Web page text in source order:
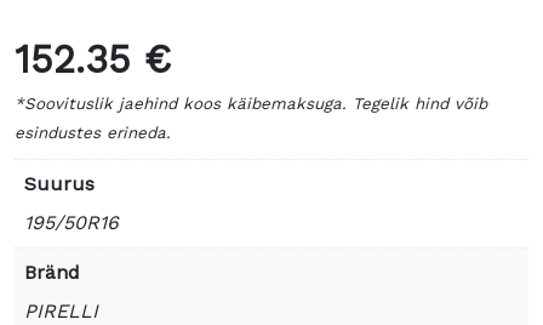
152.35 €
*Soovituslik jaehind koos käibemaksuga. Tegelik hind võib
esindustes erineda.
Suurus
195/50R16
Bränd
PIRELLI